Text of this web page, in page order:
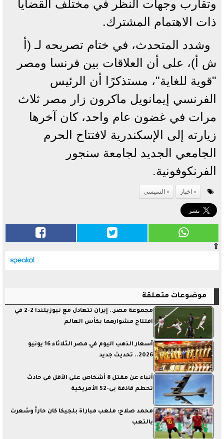
وتقارب وجهات النظر في مختلف القضايا
ذات الاهتمام المشترك.
وشدد المتحدث، في ختام تصريحه لـ (أ
ش أ)، على أن العلاقات بين فرنسا ومصر
"قوية للغاية"، مستذكرًا أن الرئيس
الفرنسي إيمانويل ماكرون زار مصر ثلاث
مرات في غضون عام واحد، كان آخرها
زيارته إلى الإسكندرية لافتتاح الحرم
الجامعي الجديد لجامعة سنجور
الفرنكوفونية.
اخبار السيسي
⇧
موضوعات متعلقة
مجموعة مصر.. إيران تتعادل مع نيوزيلندا 2-2 في
افتتاح مشوارهما بكأس العالم
أسعار الذهب اليوم في مصر الثلاثاء 16 يونيو
2026.. تحديث جديد
أنباء عن مقتل 8 أشخاص على الأقل فى حادث
تحطم قاذفة بى-52 الأمريكية
محمد صلاح: ملعب مباراة بلجيكا كان حاراً وشعرت
بالتعب